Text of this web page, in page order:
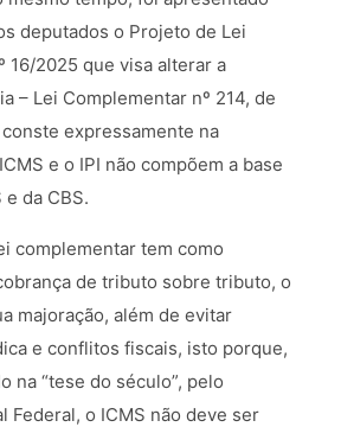
deputados o Projeto de Lei
16/2025 que visa alterar a
– Lei Complementar nº 214, de
expressamente na
e o IPI não compõem a base
da CBS.
complementar tem como
de tributo sobre tributo, o
majoração, além de evitar
e conflitos fiscais, isto porque,
na “tese do século”, pelo
Federal, o ICMS não deve ser